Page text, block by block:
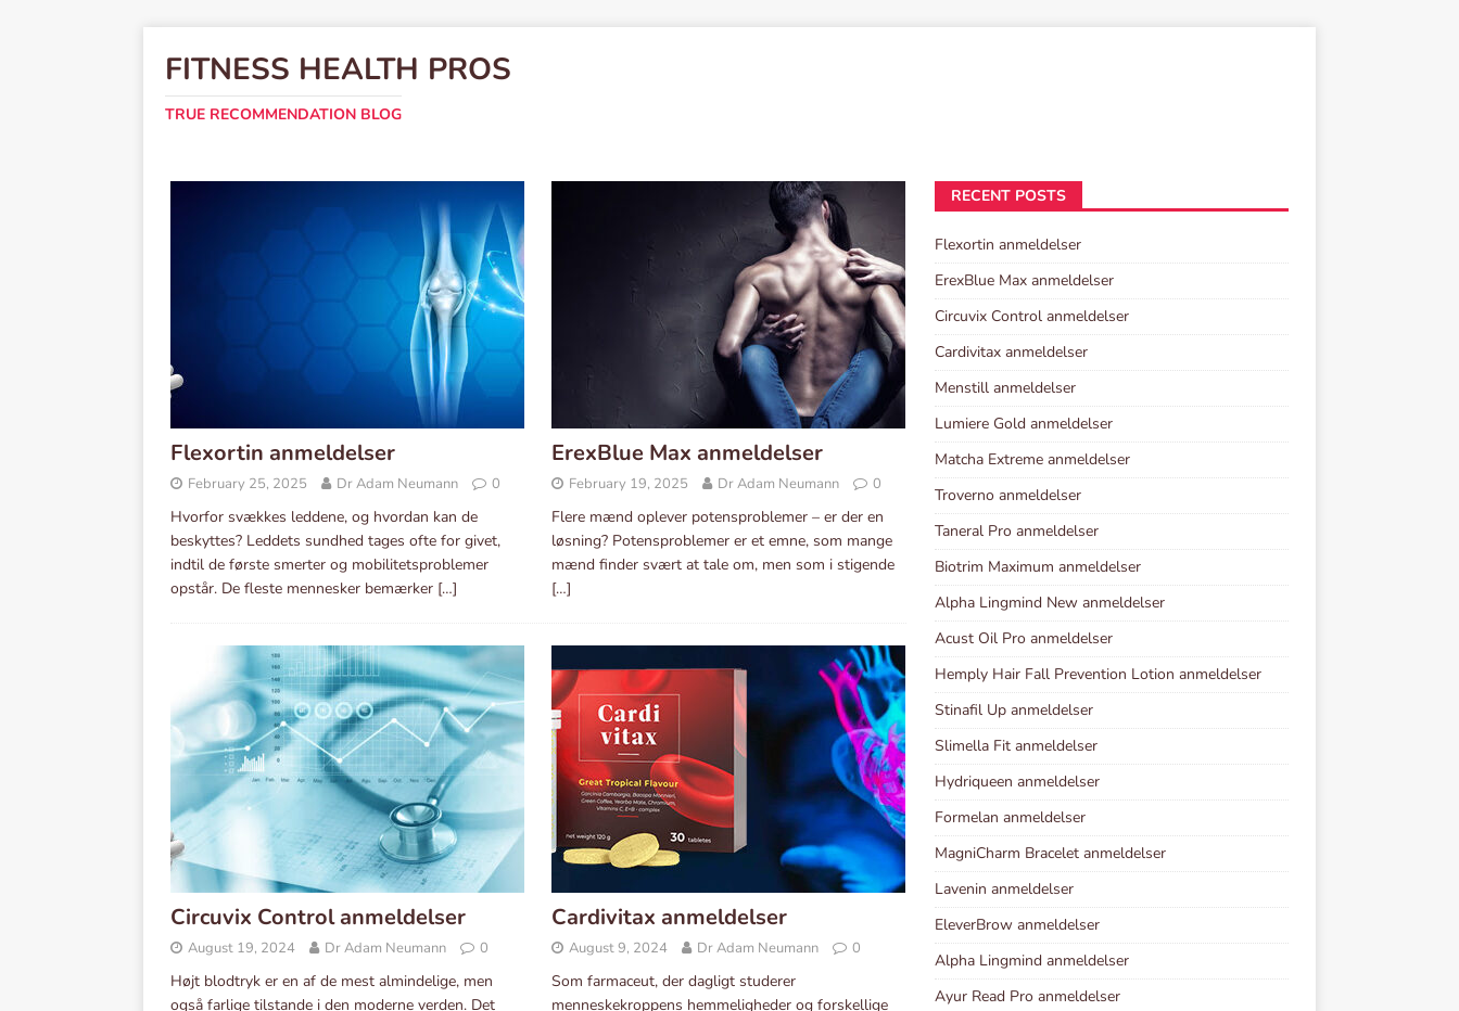
FITNESS HEALTH PROS
TRUE RECOMMENDATION BLOG
Flexortin anmeldelser
February 25, 2025 Dr Adam Neumann 0
Hvorfor svækkes leddene, og hvordan kan de
beskyttes? Leddets sundhed tages ofte for givet,
indtil de første smerter og mobilitetsproblemer
opstår. De fleste mennesker bemærker […]
ErexBlue Max anmeldelser
February 19, 2025 Dr Adam Neumann 0
Flere mænd oplever potensproblemer – er der en
løsning? Potensproblemer er et emne, som mange
mænd finder svært at tale om, men som i stigende
[…]
Circuvix Control anmeldelser
August 19, 2024 Dr Adam Neumann 0
Højt blodtryk er en af de mest almindelige, men
også farlige tilstande i den moderne verden. Det
Cardivitax anmeldelser
August 9, 2024 Dr Adam Neumann 0
Som farmaceut, der dagligt studerer
menneskekroppens hemmeligheder og forskellige
RECENT POSTS
Flexortin anmeldelser
ErexBlue Max anmeldelser
Circuvix Control anmeldelser
Cardivitax anmeldelser
Menstill anmeldelser
Lumiere Gold anmeldelser
Matcha Extreme anmeldelser
Troverno anmeldelser
Taneral Pro anmeldelser
Biotrim Maximum anmeldelser
Alpha Lingmind New anmeldelser
Acust Oil Pro anmeldelser
Hemply Hair Fall Prevention Lotion anmeldelser
Stinafil Up anmeldelser
Slimella Fit anmeldelser
Hydriqueen anmeldelser
Formelan anmeldelser
MagniCharm Bracelet anmeldelser
Lavenin anmeldelser
EleverBrow anmeldelser
Alpha Lingmind anmeldelser
Ayur Read Pro anmeldelser